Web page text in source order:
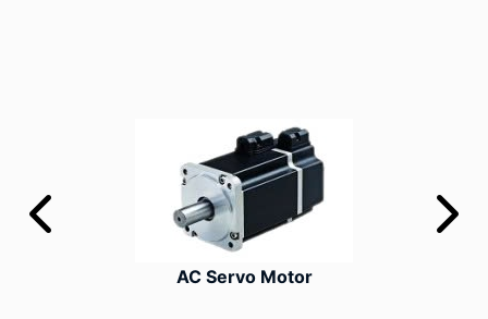
AC Servo Motor